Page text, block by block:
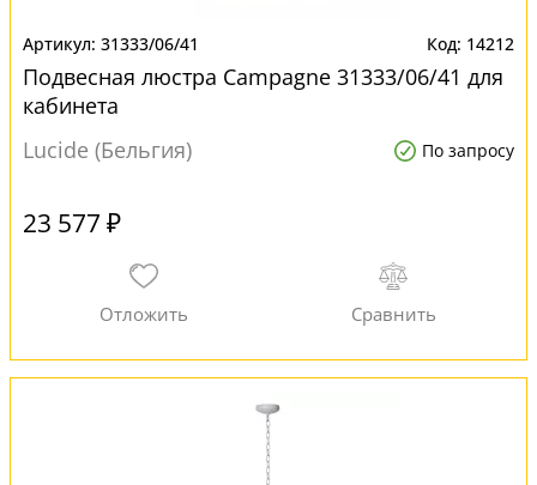
31333/06/41 14212
Подвесная люстра Campagne 31333/06/41 для
кабинета
Lucide (Бельгия)
По запросу
23 577 ₽